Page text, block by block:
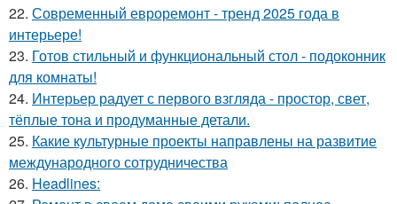
22. Современный евроремонт - тренд 2025 года в
интерьере!
23. Готов стильный и функциональный стол - подоконник
для комнаты!
24. Интерьер радует с первого взгляда - простор, свет,
тёплые тона и продуманные детали.
25. Какие культурные проекты направлены на развитие
международного сотрудничества
26. Headlines: